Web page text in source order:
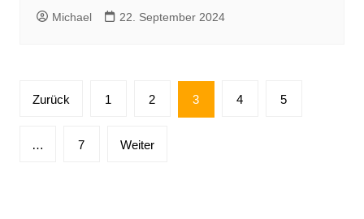
Michael 22. September 2024
Seitennummerierung
Beiträge
Zurück 1 2 3 4 5
… 7 Weiter